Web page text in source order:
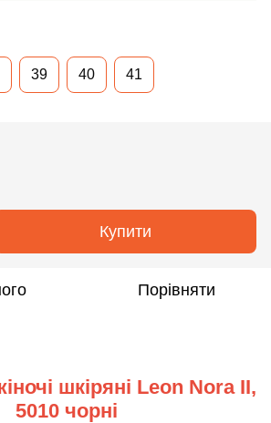
39 40 41
Купити
Порівняти
шкіряні Leon Nora II,
5010 чорні